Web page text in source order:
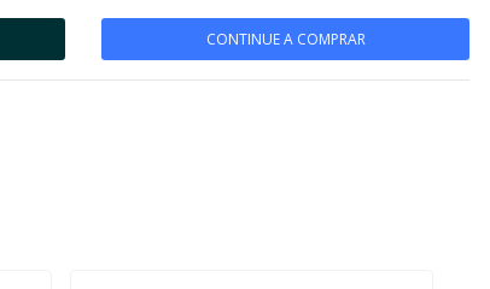
CONTINUE A COMPRAR